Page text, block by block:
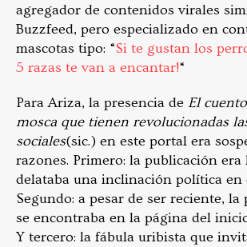
agregador de contenidos virales
Buzzfeed, pero especializado en
mascotas tipo: “Si te gustan los
5 razas te van a encantar!“
Para Ariza, la presencia de El
mosca que tienen revolucionadas
sociales(sic.) en este portal era
razones. Primero: la publicación era
delataba una inclinación política en
Segundo: a pesar de ser reciente,
se encontraba en la página del
Y tercero: la fábula uribista que